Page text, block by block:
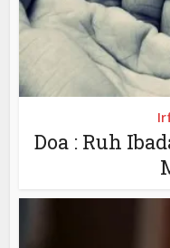
Doa : Ruh